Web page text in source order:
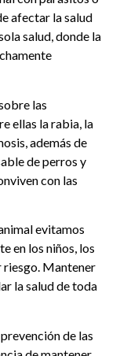
afectar la salud
salud, donde la
las
ellas la rabia, la
además de
de perros y
con las
evitamos
en los niños, los
riesgo. Mantener
la salud de toda
de las